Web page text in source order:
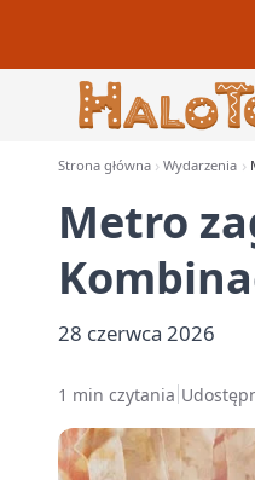
Strona główna Wydarzenia
Metro
28 czerwca 2026
1 min czytania